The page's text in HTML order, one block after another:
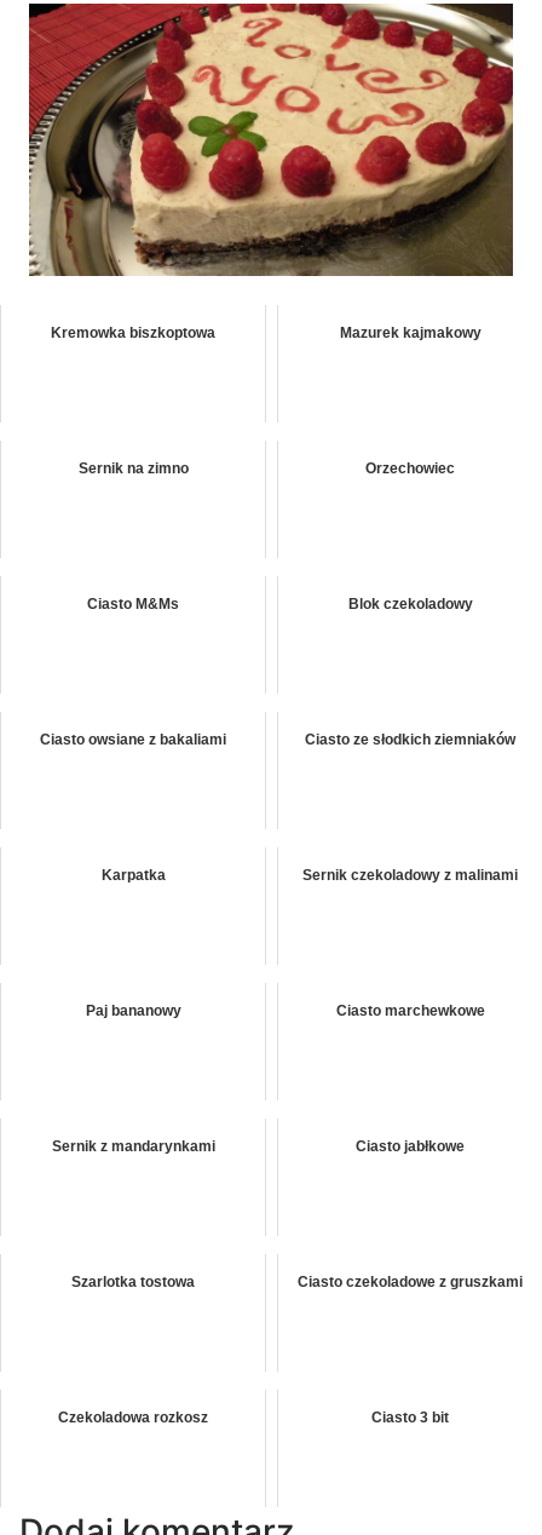
Kremowka biszkoptowa Mazurek kajmakowy
Sernik na zimno Orzechowiec
Ciasto M&Ms Blok czekoladowy
Ciasto owsiane z bakaliami Ciasto ze słodkich ziemniaków
Karpatka Sernik czekoladowy z malinami
Paj bananowy Ciasto marchewkowe
Sernik z mandarynkami Ciasto jabłkowe
Szarlotka tostowa Ciasto czekoladowe z gruszkami
Czekoladowa rozkosz Ciasto 3 bit